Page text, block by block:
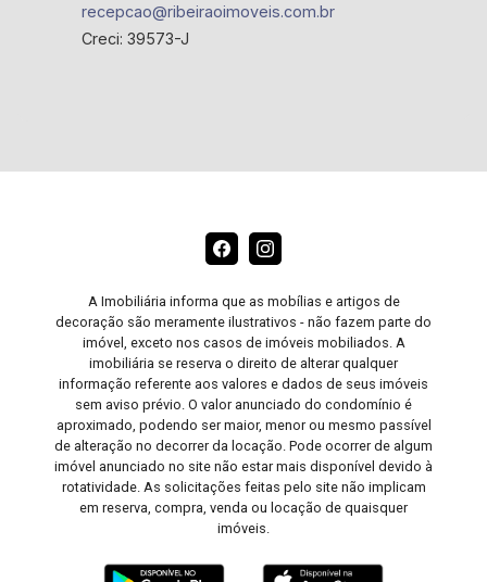
recepcao@ribeiraoimoveis.com.br
Creci: 39573-J
A Imobiliária informa que as mobílias e artigos de
decoração são meramente ilustrativos - não fazem parte do
imóvel, exceto nos casos de imóveis mobiliados. A
imobiliária se reserva o direito de alterar qualquer
informação referente aos valores e dados de seus imóveis
sem aviso prévio. O valor anunciado do condomínio é
aproximado, podendo ser maior, menor ou mesmo passível
de alteração no decorrer da locação. Pode ocorrer de algum
imóvel anunciado no site não estar mais disponível devido à
rotatividade. As solicitações feitas pelo site não implicam
em reserva, compra, venda ou locação de quaisquer
imóveis.